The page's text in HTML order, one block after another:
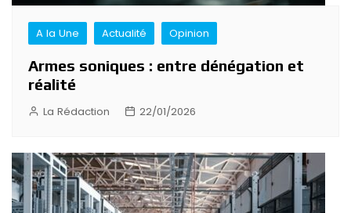
A la Une Actualité Opinion
Armes soniques : entre dénégation et
réalité
La Rédaction 22/01/2026